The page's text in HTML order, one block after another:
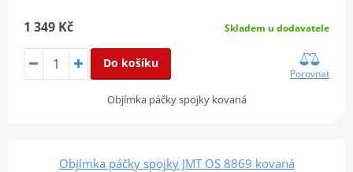
1 349 Kč Skladem u dodavatele
Do košíku
Porovnat
Objímka páčky spojky kovaná
Objímka páčky spojky JMT OS 8869 kovaná